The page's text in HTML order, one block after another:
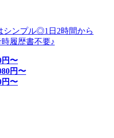
シンプル◎1日2時間から
履歴書不要♪
円〜
円〜
円〜